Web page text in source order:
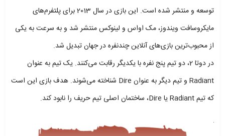
توسعه و منتشر شده است. این بازی در سال 2013 برای پلتفرم‌های
مایکروسافت ویندوز، مک اواس و لینوکس منتشر شد و به سرعت به یکی
از محبوب‌ترین بازی‌های آنلاین چندنفره در جهان تبدیل شد.
در دوتا 2، دو تیم پنج نفره با یکدیگر رقابت می‌کنند. یک تیم به عنوان
Radiant و تیم دیگر به عنوان Dire شناخته می‌شوند. هدف بازی این است
که تیم Radiant یا Dire، ساختمان اصلی تیم حریف را نابود کند.